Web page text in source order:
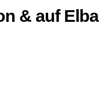
& auf Elba